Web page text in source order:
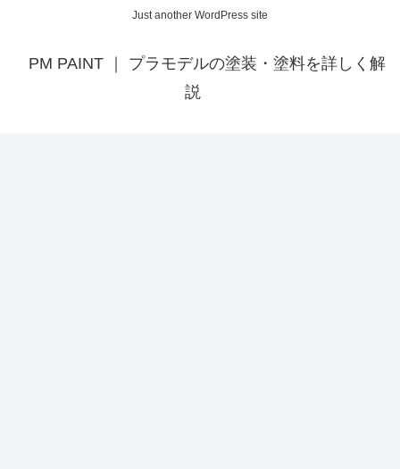
Just another WordPress site
PM PAINT ｜ プラモデルの塗装・塗料を詳しく解
説